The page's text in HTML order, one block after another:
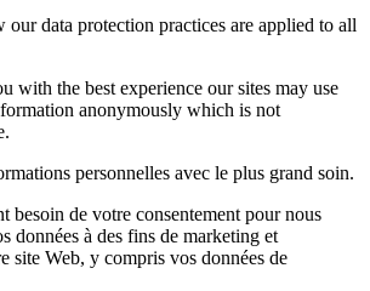
our data protection practices are applied to all
with the best experience our sites may use
anonymously which is not
personnelles avec le plus grand soin.
besoin de votre consentement pour nous
données à des fins de marketing et
site Web, y compris vos données de